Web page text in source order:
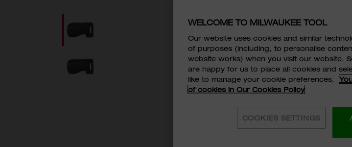
WELCOME TO MILWAUKEE TOOL
Our website uses cookies and similar
of purposes (including, to personalise
website works) when you visit our website.
are happy for us to place all cookies and
like to manage your cookie preferences.
of cookies in Our Cookies Policy
COOKIES SETTINGS